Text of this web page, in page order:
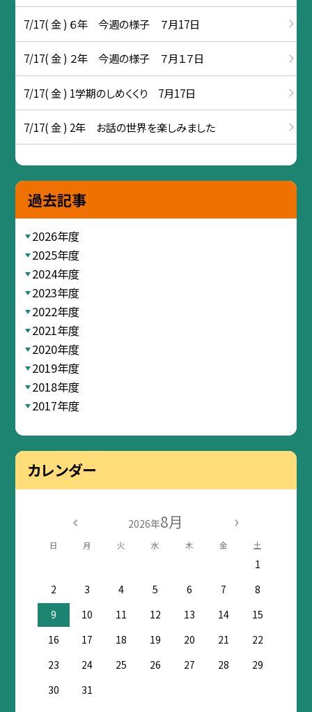
7/17( 金 ) ６年 今週の様子 ７月17日
7/17( 金 ) ２年 今週の様子 ７月１７日
7/17( 金 ) 1学期のしめくくり 7月17日
7/17( 金 ) 2年 お話の世界を楽しみました
過去記事
2026年度
2025年度
2024年度
2023年度
2022年度
2021年度
2020年度
2019年度
2018年度
2017年度
カレンダー
2026年8月
日 月 火 水 木 金 土
1
2
3 4 5 6 7
8
9
10 11 12 13 14
15
16
17 18 19 20 21
22
23
24 25 26 27 28
29
30
31